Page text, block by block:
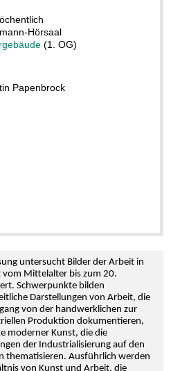
Hörsaal
(1. OG)
Papenbrock
untersucht Bilder der Arbeit in
vom Mittelalter bis zum 20.
Schwerpunkte bilden
Darstellungen von Arbeit, die
von der handwerklichen zur
Produktion dokumentieren,
moderner Kunst, die die
der Industrialisierung auf den
thematisieren. Ausführlich werden
von Kunst und Arbeit, die